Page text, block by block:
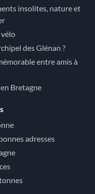
insolites, nature et
vélo
des Glénan ?
entre amis à
Bretagne
adresses